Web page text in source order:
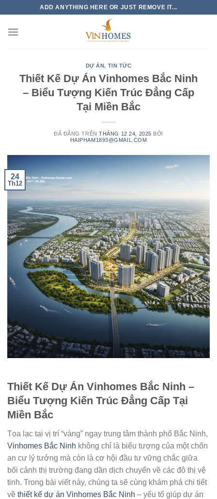
nội
ADD ANYTHING HERE OR JUST REMOVE IT...
DỰ ÁN, TIN TỨC
Thiết Kế Dự Án Vinhomes Bắc Ninh
– Biểu Tượng Kiến Trúc Đẳng Cấp
Tại Miền Bắc
ĐÃ ĐĂNG TRÊNTHÁNG 12 24, 2025 BỞI
HAIPHAM1893@GMAIL.COM
24
Th12
Thiết Kế Dự Án Vinhomes Bắc Ninh –
Biểu Tượng Kiến Trúc Đẳng Cấp Tại
Miền Bắc
Tọa lạc tại vị trí “vàng” ngay trung tâm thành phố Bắc Ninh,
Vinhomes Bắc Ninh không chỉ là biểu tượng của một chốn
an cư lý tưởng mà còn là cơ hội đầu tư vững chắc giữa
bối cảnh thị trường đang dần dịch chuyển về các đô thị vệ
tinh. Trong bài viết này, chúng ta sẽ cùng khám phá chi tiết
về thiết kế dự án Vinhomes Bắc Ninh – yếu tố giúp dự án